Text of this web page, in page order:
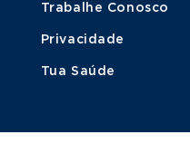
Trabalhe Conosco
Privacidade
Tua Saúde